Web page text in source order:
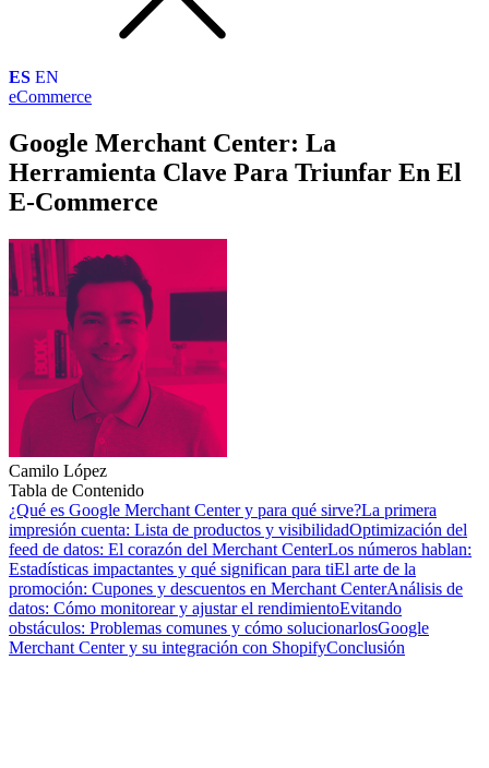
ES EN
eCommerce
Google Merchant Center: La
Herramienta Clave Para Triunfar En El
E-Commerce
Camilo López
Tabla de Contenido
¿Qué es Google Merchant Center y para qué sirve?La primera
impresión cuenta: Lista de productos y visibilidadOptimización del
feed de datos: El corazón del Merchant CenterLos números hablan:
Estadísticas impactantes y qué significan para tiEl arte de la
promoción: Cupones y descuentos en Merchant CenterAnálisis de
datos: Cómo monitorear y ajustar el rendimientoEvitando
obstáculos: Problemas comunes y cómo solucionarlosGoogle
Merchant Center y su integración con ShopifyConclusión